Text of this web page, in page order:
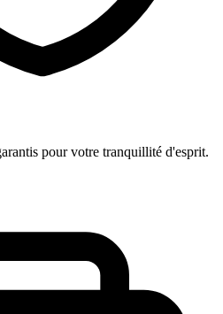
pour votre tranquillité d'esprit.